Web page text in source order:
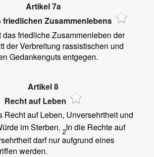
Artikel 7a
friedlichen Zusammenlebens
das friedliche Zusammenleben der
der Verbreitung rassistischen und
Gedankenguts entgegen.
Artikel 8
Recht auf Leben
Recht auf Leben, Unversehrtheit und
im Sterben. 2In die Rechte auf
darf nur aufgrund eines
werden.